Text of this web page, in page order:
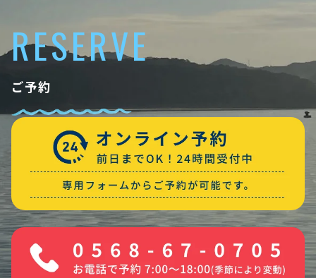
RESERVE
ご予約